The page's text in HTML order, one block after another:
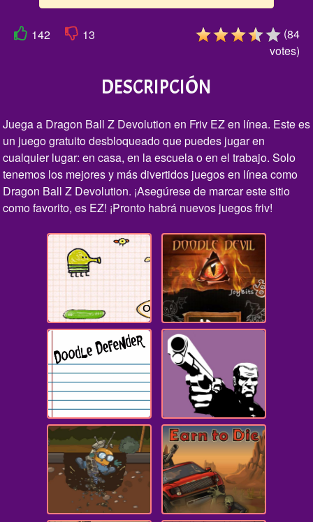
142 13 (84
votes)
DESCRIPCIÓN
Juega a Dragon Ball Z Devolution en Friv EZ en línea. Este es
un juego gratuito desbloqueado que puedes jugar en
cualquier lugar: en casa, en la escuela o en el trabajo. Solo
tenemos los mejores y más divertidos juegos en línea como
Dragon Ball Z Devolution. ¡Asegúrese de marcar este sitio
como favorito, es EZ! ¡Pronto habrá nuevos juegos friv!